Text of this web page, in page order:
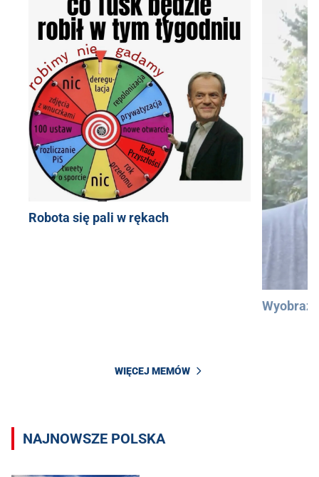
Robota się pali w rękach
WIĘCEJ MEMÓW
NAJNOWSZE POLSKA